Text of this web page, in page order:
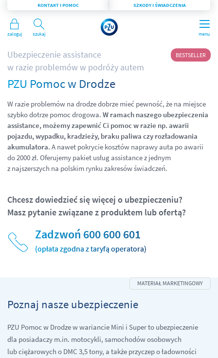
menu
Szukaj
KONTAKT I POMOC SZKODY I ŚWIADCZENIA
Zaloguj
Ubezpieczenie assistance
w razie problemów w podróży autem
PZU Pomoc w Drodze
W razie problemów na drodze dobrze mieć pewność, że na miejsce
szybko dotrze pomoc drogowa. W ramach naszego ubezpieczenia
assistance, możemy zapewnić Ci pomoc w razie np. awarii
pojazdu, wypadku, kradzieży, braku paliwa czy rozładowania
akumulatora. A nawet pokrycie kosztów naprawy auta po awarii
do 2000 zł. Oferujemy pakiet usług assistance z jednym
z najszerszych na polskim rynku zakresów świadczeń.
BESTSELLER
Chcesz dowiedzieć się więcej o ubezpieczeniu?
Masz pytanie związane z produktem lub ofertą?
Zadzwoń 600 600 601
(opłata zgodna z taryfą operatora)
Poznaj nasze ubezpieczenie
PZU Pomoc w Drodze w wariancie Mini i Super to ubezpieczenie
dla posiadaczy m.in. motocykli, samochodów osobowych
lub ciężarowych o DMC 3,5 tony, a także przyczep o ładowności